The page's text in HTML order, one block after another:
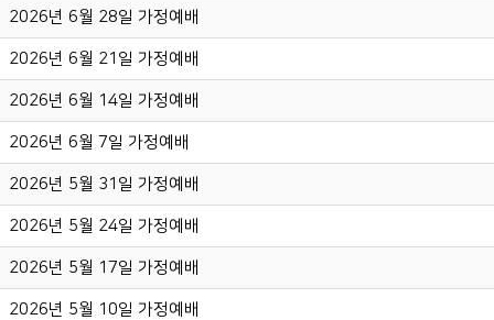
2026년 6월 28일 가정예배
2026년 6월 21일 가정예배
2026년 6월 14일 가정예배
2026년 6월 7일 가정예배
2026년 5월 31일 가정예배
2026년 5월 24일 가정예배
2026년 5월 17일 가정예배
2026년 5월 10일 가정예배